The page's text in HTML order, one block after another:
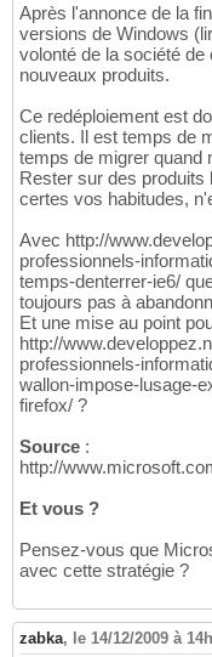
Après l'annonce de la
versions de Windows
volonté de la société
nouveaux produits.
Ce redéploiement est
clients. Il est temps de
temps de migrer quand
Rester sur des
certes vos habitudes,
Avec http://
professionnels-
temps-denterrer-ie6/
toujours pas à
Et une mise au point
http://
professionnels-
wallon-impose-lusage-
firefox/ ?
Source :
http://
Et vous ?
Pensez-vous que
avec cette stratégie ?
zabka, le 14/12/2009 à